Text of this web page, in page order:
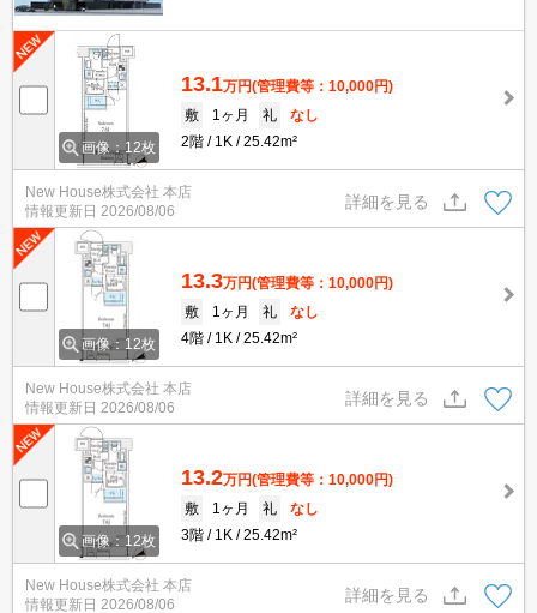
画像：12枚
13.1万円(管理費等：10,000円)
敷
1ヶ月 礼
なし
2階
1K 25.42m²
New House株式会社 本店
情報更新日 2026/08/06
詳細を見る
画像：12枚
13.3万円(管理費等：10,000円)
敷
1ヶ月 礼
なし
4階
1K 25.42m²
New House株式会社 本店
情報更新日 2026/08/06
詳細を見る
画像：12枚
13.2万円(管理費等：10,000円)
敷
1ヶ月 礼
なし
3階
1K 25.42m²
New House株式会社 本店
情報更新日 2026/08/06
詳細を見る